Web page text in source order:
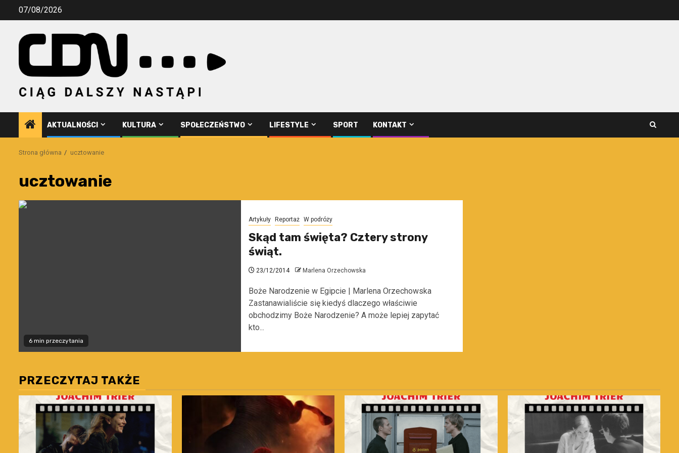
Przejdź07/08/2026
AKTUALNOŚCI KULTURA SPOŁECZEŃSTWO LIFESTYLE SPORT KONTAKT
Strona główna ucztowanie
ucztowanie
6 min przeczytania
Artykuły Reportaż W podróży
Skąd tam święta? Cztery strony
świąt.
23/12/2014 Marlena Orzechowska
Boże Narodzenie w Egipcie | Marlena Orzechowska
Zastanawialiście się kiedyś dlaczego właściwie
obchodzimy Boże Narodzenie? A może lepiej zapytać
kto...
PRZECZYTAJ TAKŻE